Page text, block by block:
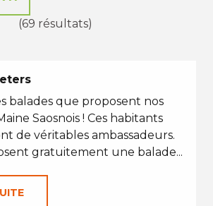
(69 résultats)
balades que proposent nos
Saosnois ! Ces habitants
de véritables ambassadeurs.
gratuitement une balade...